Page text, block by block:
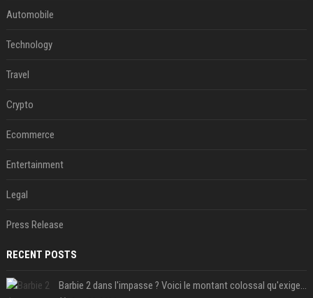
Automobile
Technology
Travel
Crypto
Ecommerce
Entertainment
Legal
Press Release
RECENT POSTS
Barbie 2 dans l'impasse ? Voici le montant colossal qu'exigerait Ryan Gosling pour jouer dans la suite